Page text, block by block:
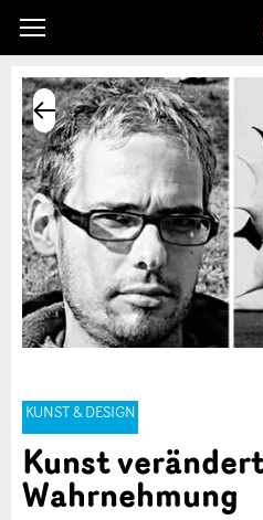
KUNST & DESIGN
Kunst
Wahrnehmung